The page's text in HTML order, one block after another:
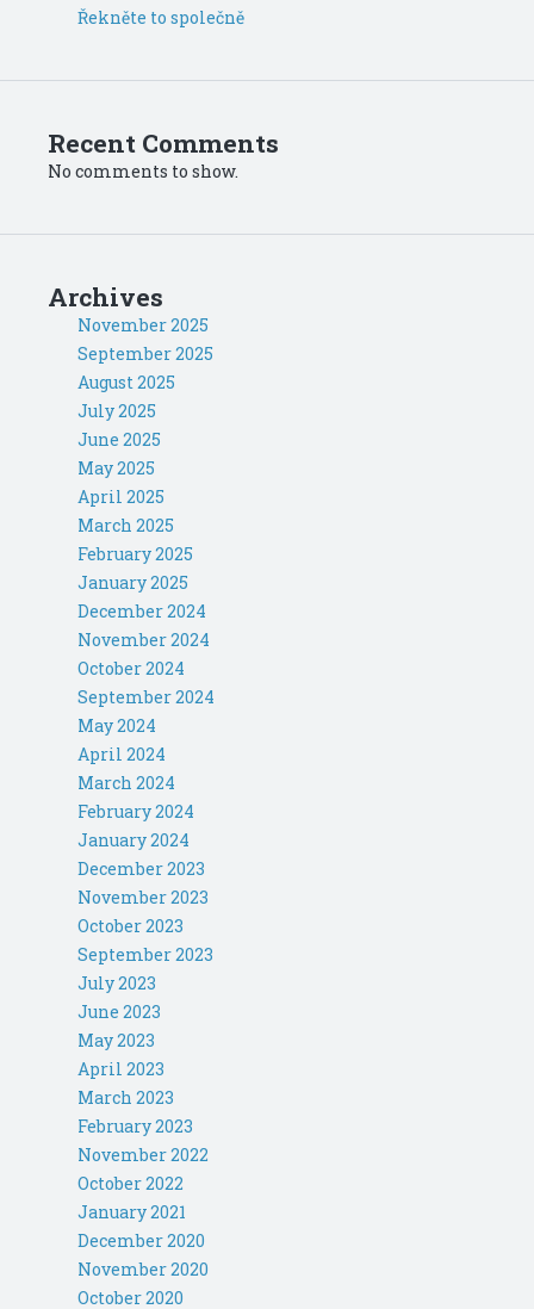
Řekněte to společně
Recent Comments
No comments to show.
Archives
November 2025
September 2025
August 2025
July 2025
June 2025
May 2025
April 2025
March 2025
February 2025
January 2025
December 2024
November 2024
October 2024
September 2024
May 2024
April 2024
March 2024
February 2024
January 2024
December 2023
November 2023
October 2023
September 2023
July 2023
June 2023
May 2023
April 2023
March 2023
February 2023
November 2022
October 2022
January 2021
December 2020
November 2020
October 2020